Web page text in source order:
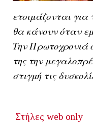
ετοιμάζονται για
θα κάνουν όταν
Την Πρωτοχρονιά
της την
στιγμή τις
Στήλες web only